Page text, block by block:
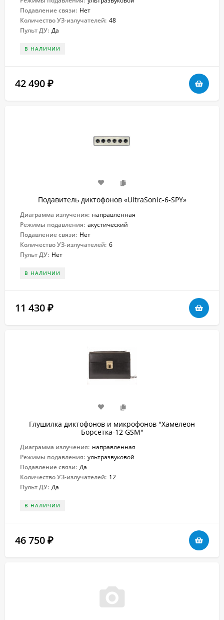
Подавление связи: Нет
Количество УЗ-излучателей: 48
Пульт ДУ: Да
В НАЛИЧИИ
42 490 ₽
Подавитель диктофонов «UltraSonic-6-SPY»
Диаграмма излучения: направленная
Режимы подавления: акустический
Подавление связи: Нет
Количество УЗ-излучателей: 6
Пульт ДУ: Нет
В НАЛИЧИИ
11 430 ₽
Глушилка диктофонов и микрофонов "Хамелеон
Борсетка-12 GSM"
Диаграмма излучения: направленная
Режимы подавления: ультразвуковой
Подавление связи: Да
Количество УЗ-излучателей: 12
Пульт ДУ: Да
В НАЛИЧИИ
46 750 ₽